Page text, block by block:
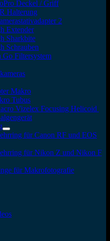
Deckel / Griff
Halterung
2
Extender
Sharkbite
Schrauben
Go Filtersystem
Makro
Tubus
Vizelex Focusing Helicoid
für Canon RF und EOS
für Nikon Z und Nikon F
für Makrofotografie